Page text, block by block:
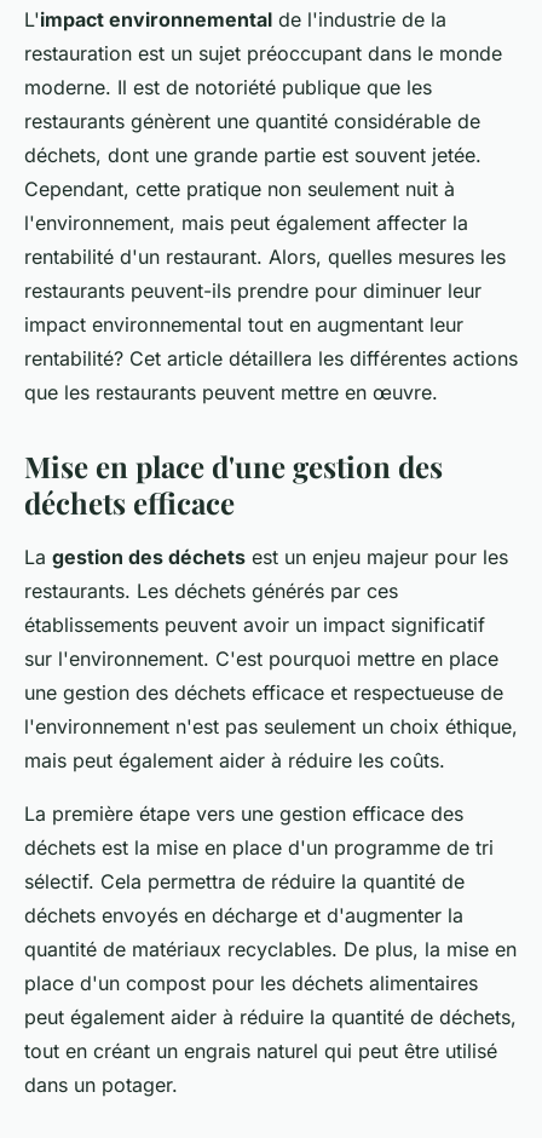
Quelles mesures les
restaurants peuvent-ils
prendre pour minimiser leur
impact écologique tout en
maximisant leur rentabilité ?
L'impact environnemental de l'industrie de la
restauration est un sujet préoccupant dans le monde
moderne. Il est de notoriété publique que les
restaurants génèrent une quantité considérable de
déchets, dont une grande partie est souvent jetée.
Cependant, cette pratique non seulement nuit à
l'environnement, mais peut également affecter la
rentabilité d'un restaurant. Alors, quelles mesures les
restaurants peuvent-ils prendre pour diminuer leur
impact environnemental tout en augmentant leur
rentabilité? Cet article détaillera les différentes actions
que les restaurants peuvent mettre en œuvre.
Mise en place d'une gestion des
déchets efficace
La gestion des déchets est un enjeu majeur pour les
restaurants. Les déchets générés par ces
établissements peuvent avoir un impact significatif
sur l'environnement. C'est pourquoi mettre en place
une gestion des déchets efficace et respectueuse de
l'environnement n'est pas seulement un choix éthique,
mais peut également aider à réduire les coûts.
La première étape vers une gestion efficace des
déchets est la mise en place d'un programme de tri
sélectif. Cela permettra de réduire la quantité de
déchets envoyés en décharge et d'augmenter la
quantité de matériaux recyclables. De plus, la mise en
place d'un compost pour les déchets alimentaires
peut également aider à réduire la quantité de déchets,
tout en créant un engrais naturel qui peut être utilisé
dans un potager.